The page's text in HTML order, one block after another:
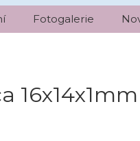
Fotogalerie
16x14x1mm